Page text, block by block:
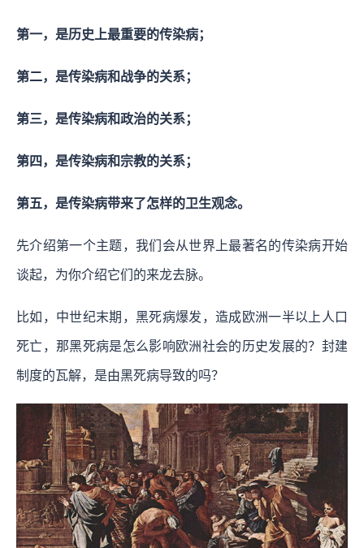
第一，是历史上最重要的传染病；
第二，是传染病和战争的关系；
第三，是传染病和政治的关系；
第四，是传染病和宗教的关系；
第五，是传染病带来了怎样的卫生观念。
先介绍第一个主题，我们会从世界上最著名的传染病开始
谈起，为你介绍它们的来龙去脉。
比如，中世纪末期，黑死病爆发，造成欧洲一半以上人口
死亡，那黑死病是怎么影响欧洲社会的历史发展的？封建
制度的瓦解，是由黑死病导致的吗？